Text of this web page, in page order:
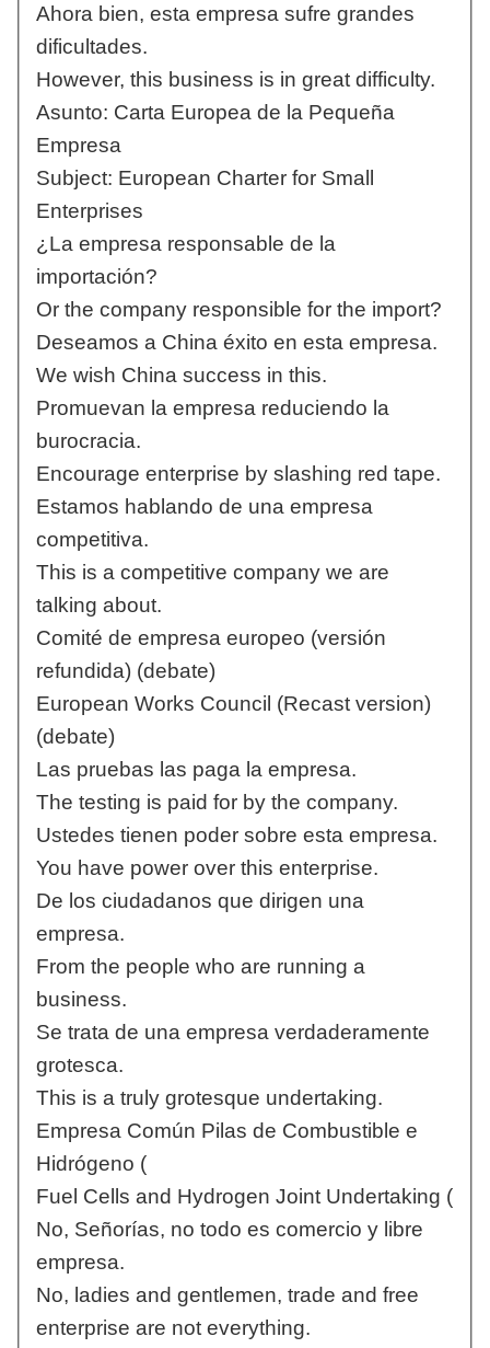
Ahora bien, esta empresa sufre grandes
dificultades.
However, this business is in great difficulty.
Asunto: Carta Europea de la Pequeña
Empresa
Subject: European Charter for Small
Enterprises
¿La empresa responsable de la
importación?
Or the company responsible for the import?
Deseamos a China éxito en esta empresa.
We wish China success in this.
Promuevan la empresa reduciendo la
burocracia.
Encourage enterprise by slashing red tape.
Estamos hablando de una empresa
competitiva.
This is a competitive company we are
talking about.
Comité de empresa europeo (versión
refundida) (debate)
European Works Council (Recast version)
(debate)
Las pruebas las paga la empresa.
The testing is paid for by the company.
Ustedes tienen poder sobre esta empresa.
You have power over this enterprise.
De los ciudadanos que dirigen una
empresa.
From the people who are running a
business.
Se trata de una empresa verdaderamente
grotesca.
This is a truly grotesque undertaking.
Empresa Común Pilas de Combustible e
Hidrógeno (
Fuel Cells and Hydrogen Joint Undertaking (
No, Señorías, no todo es comercio y libre
empresa.
No, ladies and gentlemen, trade and free
enterprise are not everything.